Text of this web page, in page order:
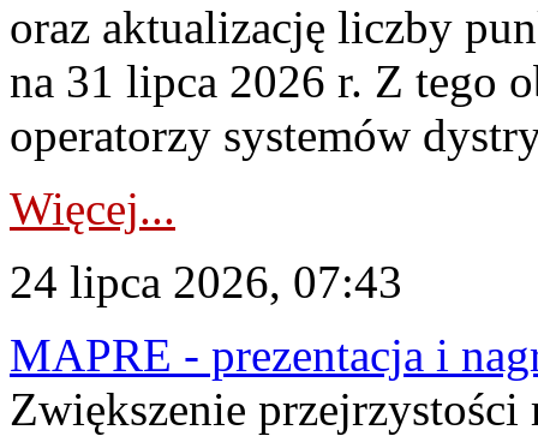
oraz aktualizację liczby
na 31 lipca 2026 r. Z tego
operatorzy systemów
Więcej...
24 lipca 2026, 07:43
MAPRE - prezentacja i
Zwiększenie